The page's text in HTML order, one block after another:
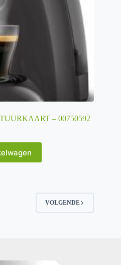
– 00750592
VOLGENDE